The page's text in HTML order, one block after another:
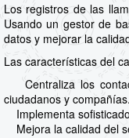
Los registros de las
Usando un gestor de
datos y mejorar la
Las características del
Centraliza los
ciudadanos y compañías.
Implementa
Mejora la calidad del